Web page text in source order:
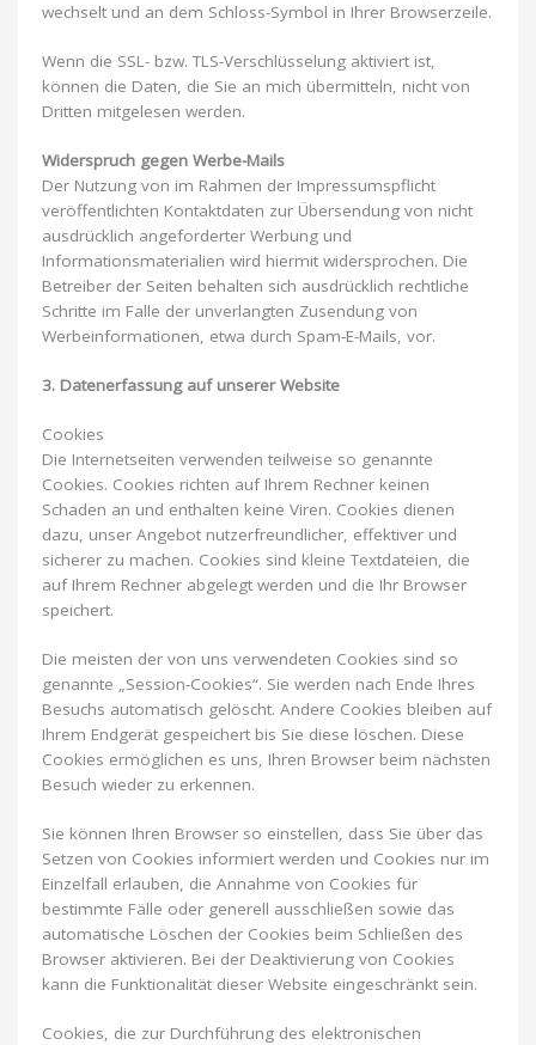
wechselt und an dem Schloss-Symbol in Ihrer Browserzeile.
Wenn die SSL- bzw. TLS-Verschlüsselung aktiviert ist,
können die Daten, die Sie an mich übermitteln, nicht von
Dritten mitgelesen werden.
Widerspruch gegen Werbe-Mails
Der Nutzung von im Rahmen der Impressumspflicht
veröffentlichten Kontaktdaten zur Übersendung von nicht
ausdrücklich angeforderter Werbung und
Informationsmaterialien wird hiermit widersprochen. Die
Betreiber der Seiten behalten sich ausdrücklich rechtliche
Schritte im Falle der unverlangten Zusendung von
Werbeinformationen, etwa durch Spam-E-Mails, vor.
3. Datenerfassung auf unserer Website
Cookies
Die Internetseiten verwenden teilweise so genannte
Cookies. Cookies richten auf Ihrem Rechner keinen
Schaden an und enthalten keine Viren. Cookies dienen
dazu, unser Angebot nutzerfreundlicher, effektiver und
sicherer zu machen. Cookies sind kleine Textdateien, die
auf Ihrem Rechner abgelegt werden und die Ihr Browser
speichert.
Die meisten der von uns verwendeten Cookies sind so
genannte „Session-Cookies“. Sie werden nach Ende Ihres
Besuchs automatisch gelöscht. Andere Cookies bleiben auf
Ihrem Endgerät gespeichert bis Sie diese löschen. Diese
Cookies ermöglichen es uns, Ihren Browser beim nächsten
Besuch wieder zu erkennen.
Sie können Ihren Browser so einstellen, dass Sie über das
Setzen von Cookies informiert werden und Cookies nur im
Einzelfall erlauben, die Annahme von Cookies für
bestimmte Fälle oder generell ausschließen sowie das
automatische Löschen der Cookies beim Schließen des
Browser aktivieren. Bei der Deaktivierung von Cookies
kann die Funktionalität dieser Website eingeschränkt sein.
Cookies, die zur Durchführung des elektronischen